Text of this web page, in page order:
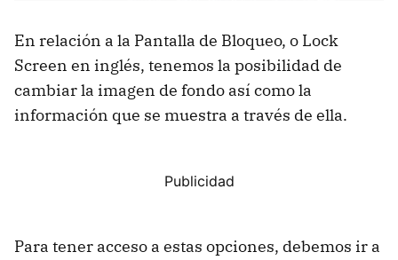
En relación a la Pantalla de Bloqueo, o Lock
Screen en inglés, tenemos la posibilidad de
cambiar la imagen de fondo así como la
información que se muestra a través de ella.
Para tener acceso a estas opciones, debemos ir a